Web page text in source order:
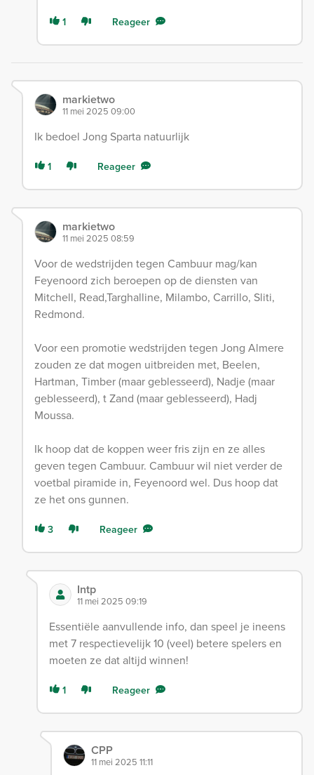
1 Reageer
markietwo
11 mei 2025 09:00
Ik bedoel Jong Sparta natuurlijk
1 Reageer
markietwo
11 mei 2025 08:59
Voor de wedstrijden tegen Cambuur mag/kan
Feyenoord zich beroepen op de diensten van
Mitchell, Read,Targhalline, Milambo, Carrillo, Sliti,
Redmond.
Voor een promotie wedstrijden tegen Jong Almere
zouden ze dat mogen uitbreiden met, Beelen,
Hartman, Timber (maar geblesseerd), Nadje (maar
geblesseerd), t Zand (maar geblesseerd), Hadj
Moussa.
Ik hoop dat de koppen weer fris zijn en ze alles
geven tegen Cambuur. Cambuur wil niet verder de
voetbal piramide in, Feyenoord wel. Dus hoop dat
ze het ons gunnen.
3 Reageer
Intp
11 mei 2025 09:19
Essentiële aanvullende info, dan speel je ineens
met 7 respectievelijk 10 (veel) betere spelers en
moeten ze dat altijd winnen!
1 Reageer
CPP
11 mei 2025 11:11